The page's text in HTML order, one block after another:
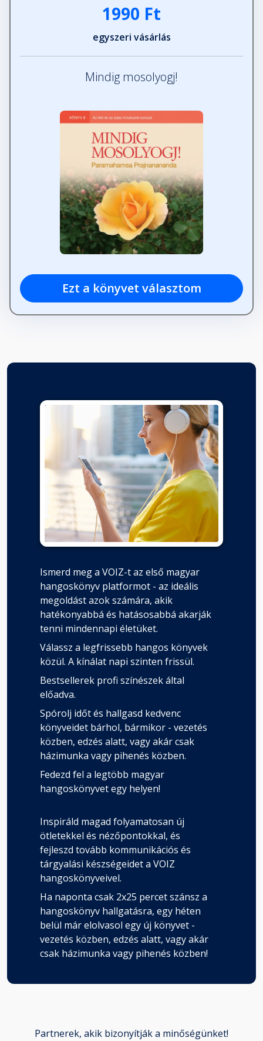
1990 Ft
egyszeri vásárlás
Mindig mosolyogj!
Ezt a könyvet választom
Ismerd meg a VOIZ-t az első magyar
hangoskönyv platformot - az ideális
megoldást azok számára, akik
hatékonyabbá és hatásosabbá akarják
tenni mindennapi életüket.
Válassz a legfrissebb hangos könyvek
közül. A kínálat napi szinten frissül.
Bestsellerek profi színészek által
előadva.
Spórolj időt és hallgasd kedvenc
könyveidet bárhol, bármikor - vezetés
közben, edzés alatt, vagy akár csak
házimunka vagy pihenés közben.
Fedezd fel a legtöbb magyar
hangoskönyvet egy helyen!
Inspiráld magad folyamatosan új
ötletekkel és nézőpontokkal, és
fejleszd tovább kommunikációs és
tárgyalási készségeidet a VOIZ
hangoskönyveivel.
Ha naponta csak 2x25 percet szánsz a
hangoskönyv hallgatásra, egy héten
belül már elolvasol egy új könyvet -
vezetés közben, edzés alatt, vagy akár
csak házimunka vagy pihenés közben!
Partnerek, akik bizonyítják a minőségünket!